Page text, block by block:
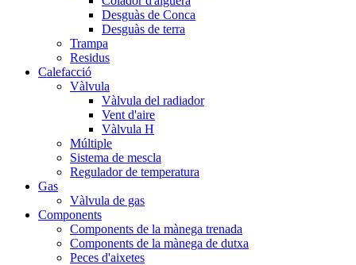
Desguàs de Conca
Desguàs de terra
Trampa
Residus
Calefacció
Vàlvula
Vàlvula del radiador
Vent d'aire
Vàlvula H
Múltiple
Sistema de mescla
Regulador de temperatura
Gas
Vàlvula de gas
Components
Components de la mànega trenada
Components de la mànega de dutxa
Peces d'aixetes